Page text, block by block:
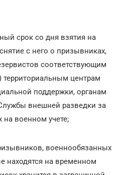
срок со дня взятия на
с него о призывниках,
соответствующим
центрам
поддержки, органам
внешней разведки за
военном учете;
военнообязанных
находятся на временном